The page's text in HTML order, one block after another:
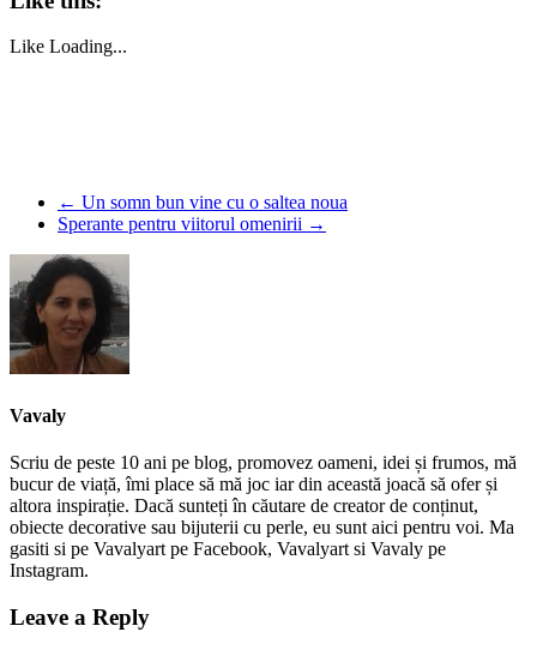
Like Loading...
← Un somn bun vine cu o saltea noua
Sperante pentru viitorul omenirii →
Vavaly
Scriu de peste 10 ani pe blog, promovez oameni, idei și frumos, mă
bucur de viață, îmi place să mă joc iar din această joacă să ofer și
altora inspirație. Dacă sunteți în căutare de creator de conținut,
obiecte decorative sau bijuterii cu perle, eu sunt aici pentru voi. Ma
gasiti si pe Vavalyart pe Facebook, Vavalyart si Vavaly pe
Instagram.
Leave a Reply